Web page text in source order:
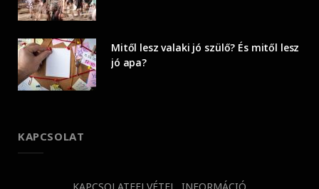
Mitől lesz valaki jó szülő? És mitől lesz
jó apa?
KAPCSOLAT